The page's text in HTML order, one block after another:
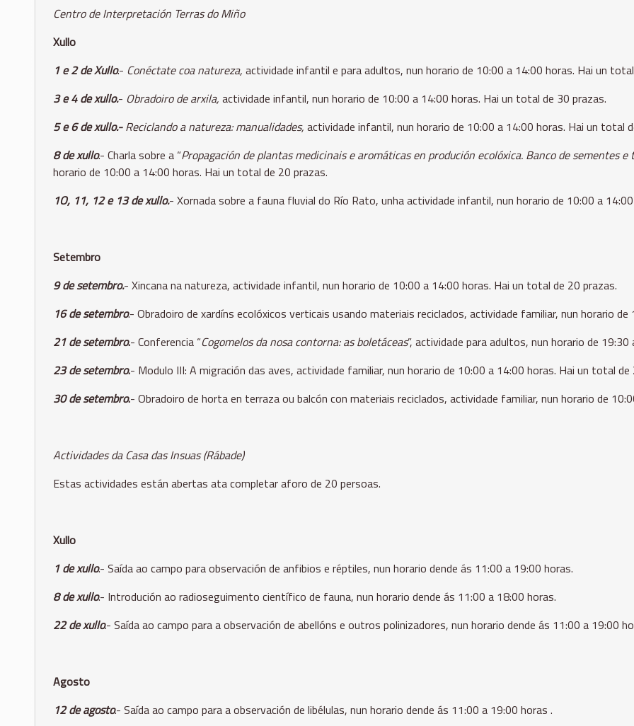
Centro de Interpretación Terras do Miño
Xullo
1 e 2 de Xullo.- Conéctate coa natureza, actividade infantil e para adultos, nun horario de 10:00 a 14:00 horas. Hai un
3 e 4 de xullo.- Obradoiro de arxila, actividade infantil, nun horario de 10:00 a 14:00 horas. Hai un total de 30 prazas.
5 e 6 de xullo.-Reciclando a natureza: manualidades, actividade infantil, nun horario de 10:00 a 14:00 horas. Hai un total
8 de xullo.- Charla sobre a “Propagación de plantas medicinais e aromáticas en produción ecolóxica. Banco de sementes
horario de 10:00 a 14:00 horas. Hai un total de 20 prazas.
1O, 11, 12 e 13 de xullo.- Xornada sobre a fauna fluvial do Río Rato, unha actividade infantil, nun horario de 10:00 a
Setembro
9 de setembro.- Xincana na natureza, actividade infantil, nun horario de 10:00 a 14:00 horas. Hai un total de 20 prazas.
16 de setembro.- Obradoiro de xardíns ecolóxicos verticais usando materiais reciclados, actividade familiar, nun horario
21 de setembro.- Conferencia “Cogomelos da nosa contorna: as boletáceas”, actividade para adultos, nun horario de
23 de setembro.- Modulo III: A migración das aves, actividade familiar, nun horario de 10:00 a 14:00 horas. Hai un total de
30 de setembro.- Obradoiro de horta en terraza ou balcón con materiais reciclados, actividade familiar, nun horario de
Actividades da Casa das Insuas (Rábade)
Estas actividades están abertas ata completar aforo de 20 persoas.
Xullo
1 de xullo.- Saída ao campo para observación de anfibios e réptiles, nun horario dende ás 11:00 a 19:00 horas.
8 de xullo.- Introdución ao radioseguimento científico de fauna, nun horario dende ás 11:00 a 18:00 horas.
22 de xullo.- Saída ao campo para a observación de abellóns e outros polinizadores, nun horario dende ás 11:00 a 19:00
Agosto
12 de agosto.- Saída ao campo para a observación de libélulas, nun horario dende ás 11:00 a 19:00 horas .